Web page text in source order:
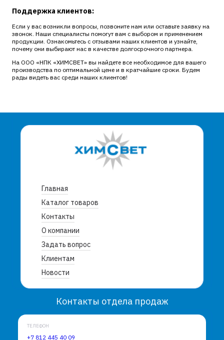
Поддержка клиентов:
Если у вас возникли вопросы, позвоните нам или оставьте заявку на
звонок. Наши специалисты помогут вам с выбором и применением
продукции. Ознакомьтесь с отзывами наших клиентов и узнайте,
почему они выбирают нас в качестве долгосрочного партнера.
На ООО «НПК «ХИМСВЕТ» вы найдете все необходимое для вашего
производства по оптимальной цене и в кратчайшие сроки. Будем
рады видеть вас среди наших клиентов!
Главная
Каталог товаров
Контакты
О компании
Задать вопрос
Клиентам
Новости
Контакты отдела продаж
ТЕЛЕФОН
+7 812 445 40 09